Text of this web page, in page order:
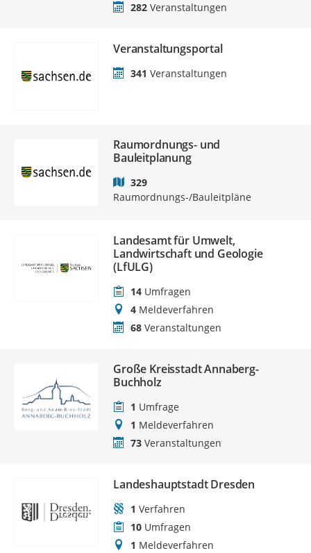
282 Veranstaltungen
Veranstaltungsportal
341 Veranstaltungen
Raumordnungs- und
Bauleitplanung
329
Raumordnungs-/Bauleitpläne
Landesamt für Umwelt,
Landwirtschaft und Geologie
(LfULG)
14 Umfragen
4 Meldeverfahren
68 Veranstaltungen
Große Kreisstadt Annaberg-
Buchholz
1 Umfrage
1 Meldeverfahren
73 Veranstaltungen
Landeshauptstadt Dresden
1 Verfahren
10 Umfragen
1 Meldeverfahren